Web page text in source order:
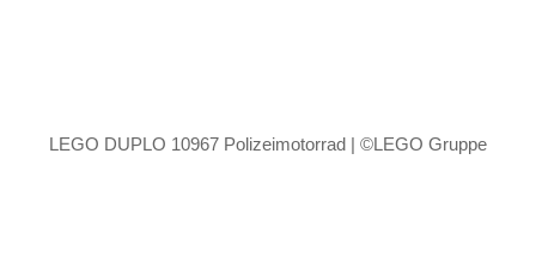
LEGO DUPLO 10967 Polizeimotorrad | ©LEGO Gruppe